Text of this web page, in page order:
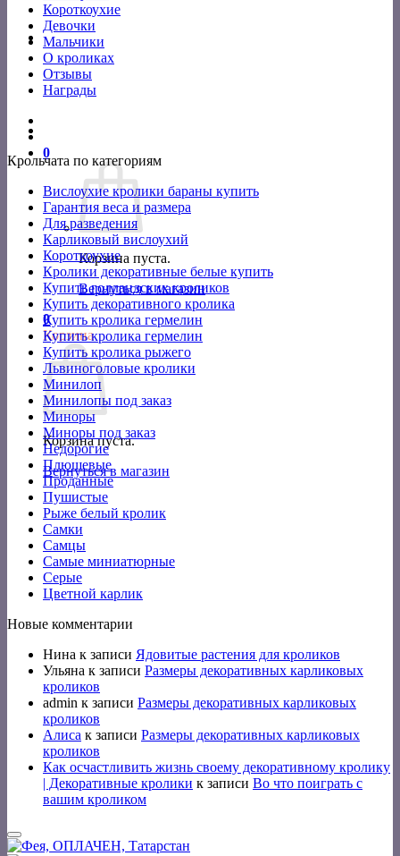
Короткоухие
Девочки
Мальчики
О кроликах
Отзывы
Награды
0
Корзина пуста.
Вернуться в магазин
0
Корзина
Корзина пуста.
Вернуться в магазин
Крольчата по категориям
Вислоухие кролики бараны купить
Гарантия веса и размера
Для разведения
Карликовый вислоухий
Короткоухие
Кролики декоративные белые купить
Купить голландских кроликов
Купить декоративного кролика
Купить кролика гермелин
Купить кролика гермелин
Купить кролика рыжего
Львиноголовые кролики
Минилоп
Минилопы под заказ
Миноры
Миноры под заказ
Недорогие
Плюшевые
Проданные
Пушистые
Рыже белый кролик
Самки
Самцы
Самые миниатюрные
Серые
Цветной карлик
Новые комментарии
Нина к записи Ядовитые растения для кроликов
Ульяна к записи Размеры декоративных карликовых
кроликов
admin к записи Размеры декоративных карликовых
кроликов
Алиса к записи Размеры декоративных карликовых
кроликов
Как осчастливить жизнь своему декоративному кролику
| Декоративные кролики к записи Во что поиграть с
вашим кроликом